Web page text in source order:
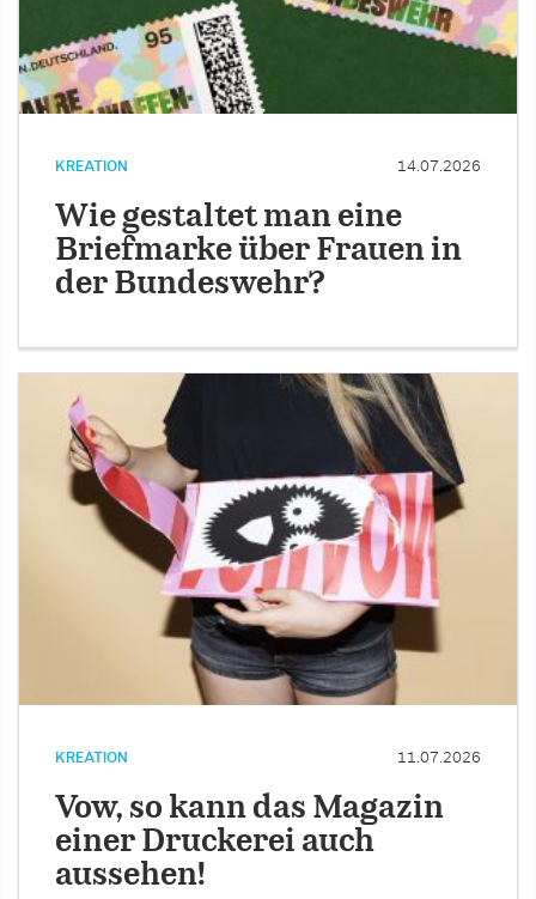
KREATION 14.07.2026
Wie gestaltet man eine
Briefmarke über Frauen in
der Bundeswehr?
KREATION 11.07.2026
Vow, so kann das Magazin
einer Druckerei auch
aussehen!